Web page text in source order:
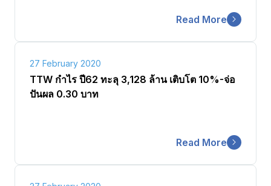
Read More
27 February 2020
TTW กำไร ปี62 ทะลุ 3,128 ล้าน เติบโต 10%-จ่อ
ปันผล 0.30 บาท
Read More